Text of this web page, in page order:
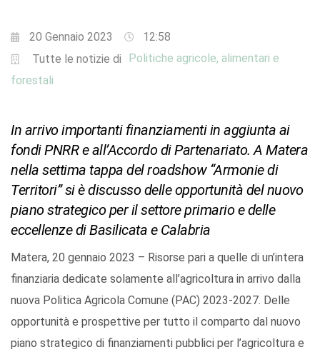
20 Gennaio 2023
12:58
Tutte le notizie di
Politiche agricole, alimentari e
forestali
In arrivo importanti finanziamenti in aggiunta ai
fondi PNRR e all’Accordo di Partenariato. A Matera
nella settima tappa del roadshow “Armonie di
Territori” si è discusso delle opportunità del nuovo
piano strategico per il settore primario e delle
eccellenze di Basilicata e Calabria
Matera, 20 gennaio 2023 – Risorse pari a quelle di un’intera
finanziaria dedicate solamente all’agricoltura in arrivo dalla
nuova Politica Agricola Comune (PAC) 2023-2027. Delle
opportunità e prospettive per tutto il comparto dal nuovo
piano strategico di finanziamenti pubblici per l’agricoltura e